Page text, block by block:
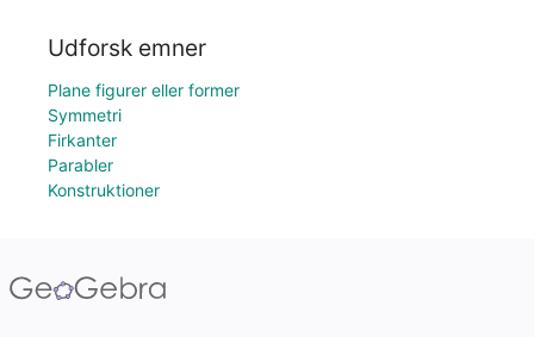
Udforsk emner
Plane figurer eller former
Symmetri
Firkanter
Parabler
Konstruktioner